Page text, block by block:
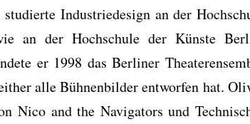
Industriedesign an der
an der Hochschule der Künste
er 1998 das Berliner
alle Bühnenbilder entworfen hat.
Nico and the Navigators und